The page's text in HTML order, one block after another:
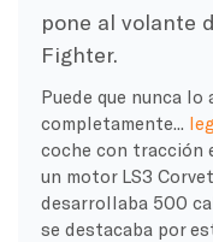
pone al volante
Fighter.
Puede que nunca
completamente...
coche con tracción
un motor LS3
desarrollaba 500
se destacaba por